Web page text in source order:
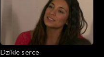
Dzikie serce